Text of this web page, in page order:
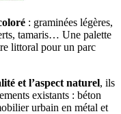
: graminées légères,
tamaris… Une palette
littoral pour un parc
et l’aspect naturel, ils
existants : béton
urbain en métal et